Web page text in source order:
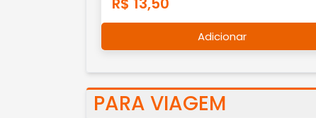
Adicionar
PARA VIAGEM